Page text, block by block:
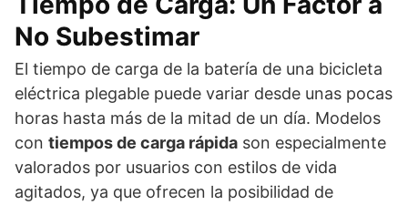
No Subestimar
El tiempo de carga de la batería de una bicicleta
eléctrica plegable puede variar desde unas pocas
horas hasta más de la mitad de un día. Modelos
con tiempos de carga rápida son especialmente
valorados por usuarios con estilos de vida
agitados, ya que ofrecen la posibilidad de